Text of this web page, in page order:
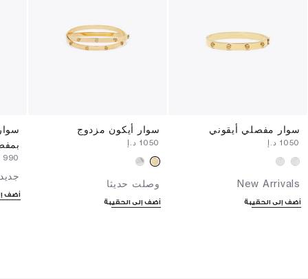
سوار مفصلي أيقوني
New Arrivals
أضف إلى الحقيبة
سوار أيكون مزدوج
وصلت حديثا
أضف إلى الحقيبة
أضف